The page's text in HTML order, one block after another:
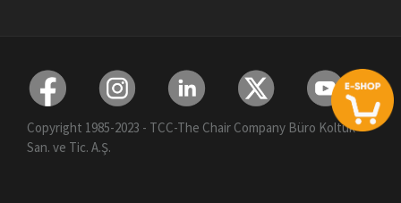
Copyright 1985-2023 - TCC-The Chair Company Büro Koltuk
San. ve Tic. A.Ş.